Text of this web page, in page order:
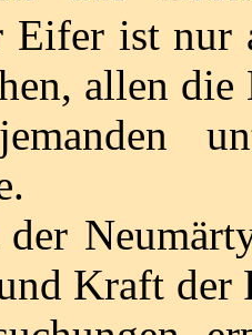
Eifer ist nur
allen
Kraft der